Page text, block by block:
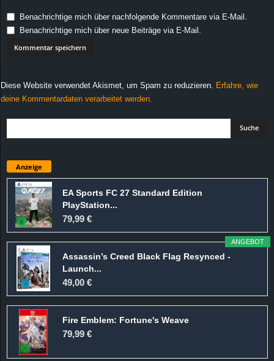
Benachrichtige mich über nachfolgende Kommentare via E-Mail.
Benachrichtige mich über neue Beiträge via E-Mail.
Diese Website verwendet Akismet, um Spam zu reduzieren.
Erfahre, wie
deine Kommentardaten verarbeitet werden.
Anzeige
EA Sports FC 27 Standard Edition
PlayStation...
79,99 €
ANGEBOT
Assassin’s Creed Black Flag Resynced -
Launch...
49,00 €
Fire Emblem: Fortune's Weave
79,99 €